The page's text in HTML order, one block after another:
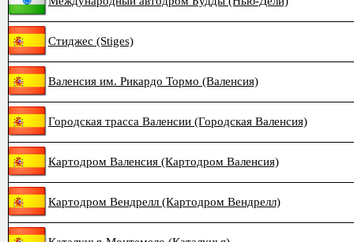
Стиджес (Stiges)
Валенсия им. Рикардо Тормо (Валенсия)
Городская трасса Валенсии (Городская Валенсия)
Картодром Валенсия (Картодром Валенсия)
Картодром Вендрелл (Картодром Вендрелл)